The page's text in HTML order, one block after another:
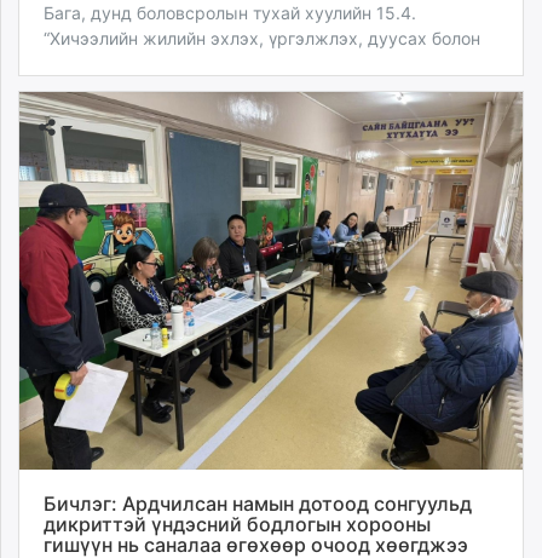
Бага, дунд боловсролын тухай хуулийн 15.4.
“Хичээлийн жилийн эхлэх, үргэлжлэх, дуусах болон
Бичлэг: Ардчилсан намын дотоод сонгуульд
дикриттэй үндэсний бодлогын хорооны
гишүүн нь саналаа өгөхөөр очоод хөөгджээ